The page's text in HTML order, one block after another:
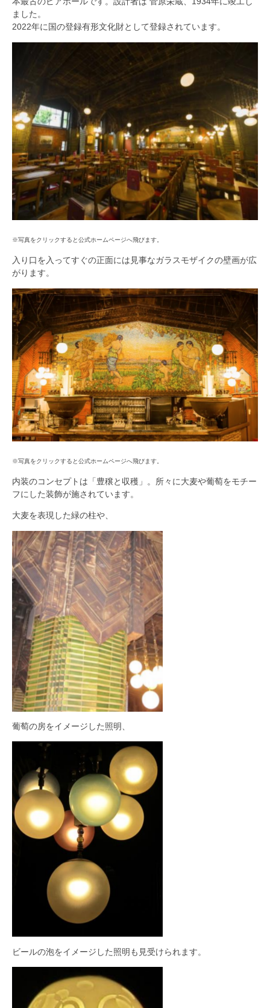
ました。
2022年に国の登録有形文化財として登録されています。
※写真をクリックすると公式ホームページへ飛びます。
入り口を入ってすぐの正面には見事なガラスモザイクの壁画が広
がります。
※写真をクリックすると公式ホームページへ飛びます。
内装のコンセプトは「豊穣と収穫」。所々に大麦や葡萄をモチー
フにした装飾が施されています。
大麦を表現した緑の柱や、
葡萄の房をイメージした照明、
ビールの泡をイメージした照明も見受けられます。